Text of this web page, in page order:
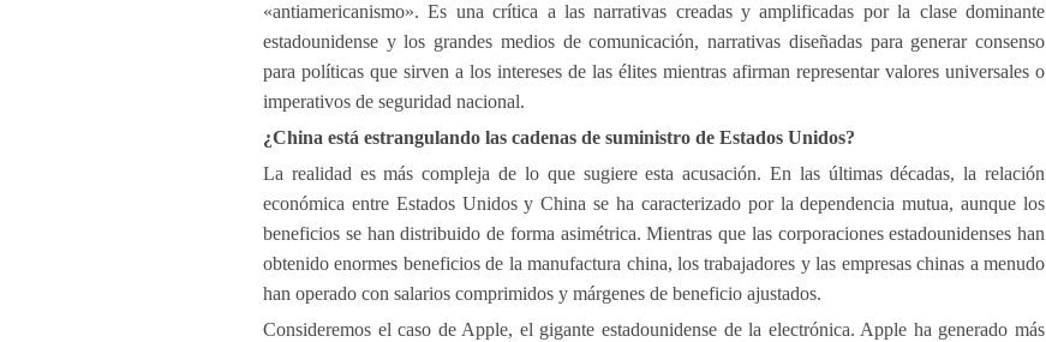
«antiamericanismo». Es una crítica a las narrativas creadas y amplificadas por la clase dominante
estadounidense y los grandes medios de comunicación, narrativas diseñadas para generar consenso
para políticas que sirven a los intereses de las élites mientras afirman representar valores universales o
imperativos de seguridad nacional.
¿China está estrangulando las cadenas de suministro de Estados Unidos?
La realidad es más compleja de lo que sugiere esta acusación. En las últimas décadas, la relación
económica entre Estados Unidos y China se ha caracterizado por la dependencia mutua, aunque los
beneficios se han distribuido de forma asimétrica. Mientras que las corporaciones estadounidenses han
obtenido enormes beneficios de la manufactura china, los trabajadores y las empresas chinas a menudo
han operado con salarios comprimidos y márgenes de beneficio ajustados.
Consideremos el caso de Apple, el gigante estadounidense de la electrónica. Apple ha generado más